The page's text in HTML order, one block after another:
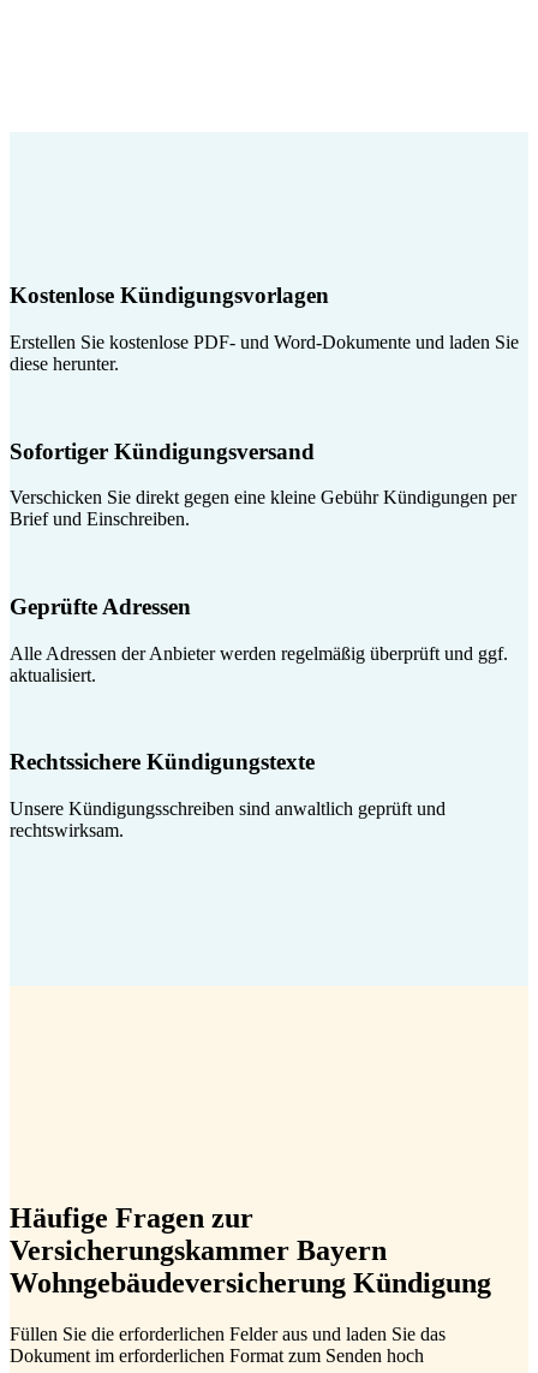
Kostenlose Kündigungsvorlagen
Erstellen Sie kostenlose PDF- und Word-Dokumente und laden Sie
diese herunter.
Sofortiger Kündigungsversand
Verschicken Sie direkt gegen eine kleine Gebühr Kündigungen per
Brief und Einschreiben.
Geprüfte Adressen
Alle Adressen der Anbieter werden regelmäßig überprüft und ggf.
aktualisiert.
Rechtssichere Kündigungstexte
Unsere Kündigungsschreiben sind anwaltlich geprüft und
rechtswirksam.
Häufige Fragen zur
Versicherungskammer Bayern
Wohngebäudeversicherung Kündigung
Füllen Sie die erforderlichen Felder aus und laden Sie das
Dokument im erforderlichen Format zum Senden hoch